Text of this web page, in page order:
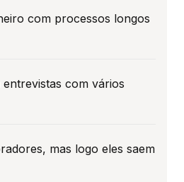
com processos longos
com vários
mas logo eles saem